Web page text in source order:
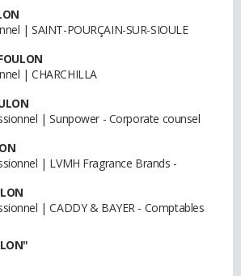
| SAINT-POURÇAIN-SUR-SIOULE
| CHARCHILLA
| Sunpower - Corporate counsel
| LVMH Fragrance Brands -
| CADDY & BAYER - Comptables